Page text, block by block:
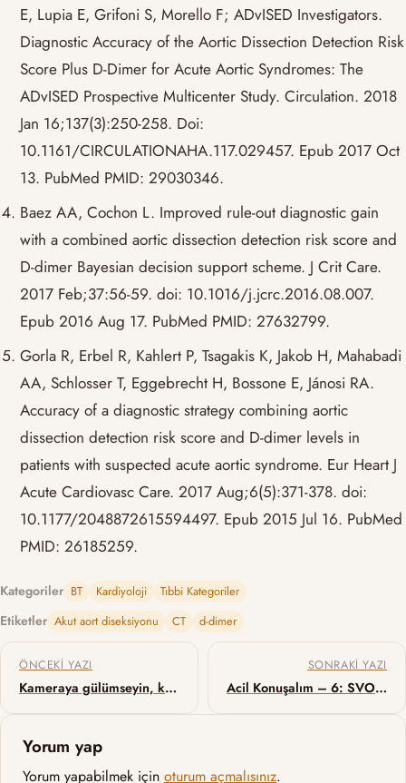
E, Lupia E, Grifoni S, Morello F; ADvISED Investigators.
Diagnostic Accuracy of the Aortic Dissection Detection Risk
Score Plus D-Dimer for Acute Aortic Syndromes: The
ADvISED Prospective Multicenter Study. Circulation. 2018
Jan 16;137(3):250-258. Doi:
10.1161/CIRCULATIONAHA.117.029457. Epub 2017 Oct
13. PubMed PMID: 29030346.
Baez AA, Cochon L. Improved rule-out diagnostic gain
with a combined aortic dissection detection risk score and
D-dimer Bayesian decision support scheme. J Crit Care.
2017 Feb;37:56-59. doi: 10.1016/j.jcrc.2016.08.007.
Epub 2016 Aug 17. PubMed PMID: 27632799.
Gorla R, Erbel R, Kahlert P, Tsagakis K, Jakob H, Mahabadi
AA, Schlosser T, Eggebrecht H, Bossone E, Jánosi RA.
Accuracy of a diagnostic strategy combining aortic
dissection detection risk score and D-dimer levels in
patients with suspected acute aortic syndrome. Eur Heart J
Acute Cardiovasc Care. 2017 Aug;6(5):371-378. doi:
10.1177/2048872615594497. Epub 2015 Jul 16. PubMed
PMID: 26185259.
Kategoriler BT Kardiyoloji Tıbbi Kategoriler
Etiketler Akut aort diseksiyonu CT d-dimer
Yazı gezinmesi
ÖNCEKI YAZI
Kameraya gülümseyin, kaydediliyorsunuz!
SONRAKI YAZI
Acil Konuşalım – 6: SVO’da uzamış trombolitik zamanı?
Yorum yap
Yorum yapabilmek için oturum açmalısınız.